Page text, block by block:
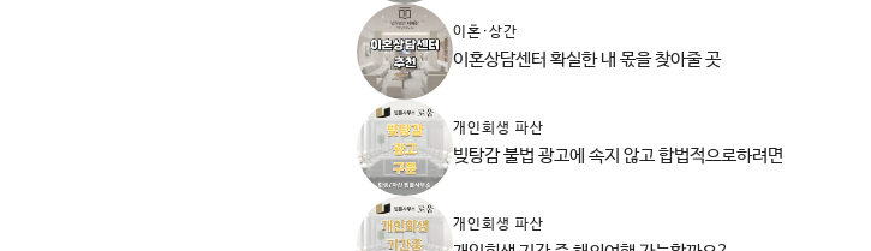
이혼·상간
이혼상담센터 확실한 내 몫을 찾아줄 곳
개인회생 파산
빚탕감 불법 광고에 속지 않고 합법적으로하려면
개인회생 파산